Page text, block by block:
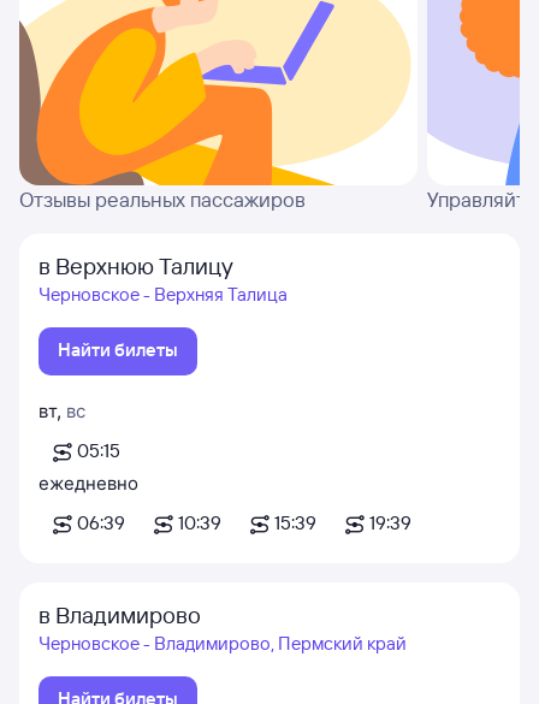
Отзывы реальных пассажиров
в Верхнюю Талицу
Черновское - Верхняя Талица
Найти билеты
вт, вс
05:15
ежедневно
06:39
10:39 15:39 19:39
в Владимирово
Черновское - Владимирово, Пермский край
Найти билеты